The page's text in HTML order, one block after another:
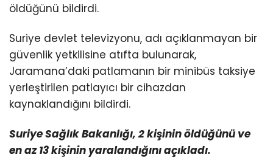
öldüğünü bildirdi.
Suriye devlet televizyonu, adı açıklanmayan bir
güvenlik yetkilisine atıfta bulunarak,
Jaramana’daki patlamanın bir minibüs taksiye
yerleştirilen patlayıcı bir cihazdan
kaynaklandığını bildirdi.
Suriye Sağlık Bakanlığı, 2 kişinin öldüğünü ve
en az 13 kişinin yaralandığını açıkladı.